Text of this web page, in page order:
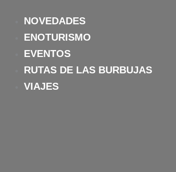
contenido
NOVEDADES
ENOTURISMO
EVENTOS
RUTAS DE LAS BURBUJAS
VIAJES